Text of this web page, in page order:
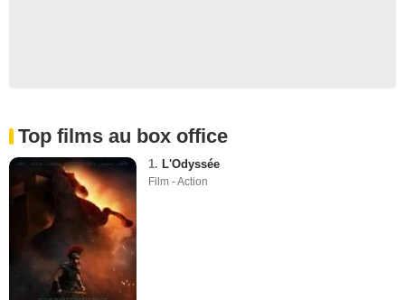
Top films au box office
1. L'Odyssée
Film - Action